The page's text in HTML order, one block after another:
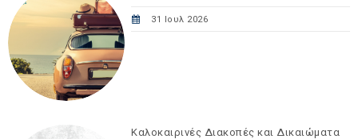
31 Ιουλ 2026
Καλοκαιρινές Διακοπές και Δικαιώματα